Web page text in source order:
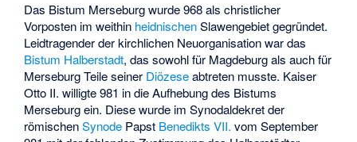
Das Bistum Merseburg wurde 968 als christlicher
Vorposten im weithin heidnischenSlawengebiet gegründet.
Leidtragender der kirchlichen Neuorganisation war das
Bistum Halberstadt, das sowohl für Magdeburg als auch für
Merseburg Teile seiner Diözeseabtreten musste. Kaiser
Otto II. willigte 981 in die Aufhebung des Bistums
Merseburg ein. Diese wurde im Synodaldekret der
römischenSynode Papst Benedikts VII. vom September